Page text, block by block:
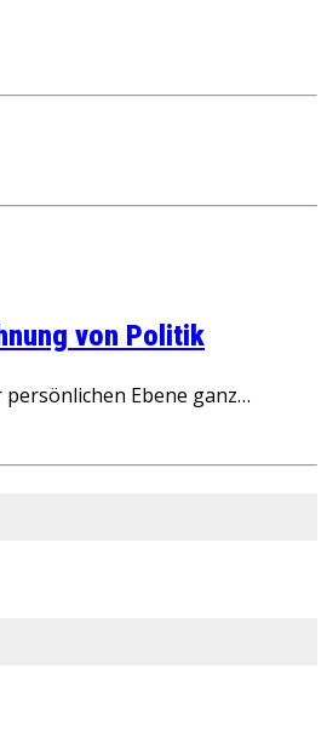
von Politik
Ebene ganz…